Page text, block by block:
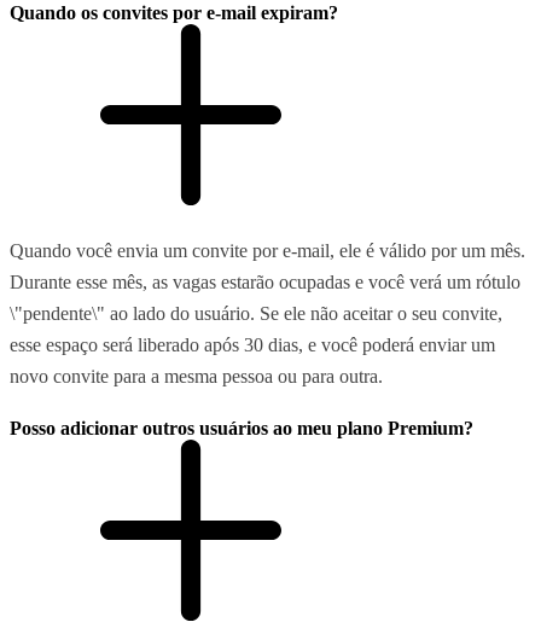
Quando os convites por e-mail expiram?
Quando você envia um convite por e-mail, ele é válido por um mês.
Durante esse mês, as vagas estarão ocupadas e você verá um rótulo
\"pendente\" ao lado do usuário. Se ele não aceitar o seu convite,
esse espaço será liberado após 30 dias, e você poderá enviar um
novo convite para a mesma pessoa ou para outra.
Posso adicionar outros usuários ao meu plano Premium?